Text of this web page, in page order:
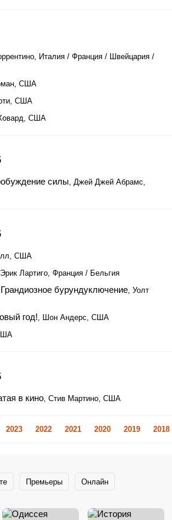
Италия / Франция / Швейцария /
США
США
США
силы, Джей Джей Абрамс,
США
Лартиго, Франция / Бельгия
бурундуключение, Уолт
год!, Шон Андерс, США
в кино, Стив Мартино, США
2023 2022 2021 2020 2019 2018
Премьеры Онлайн